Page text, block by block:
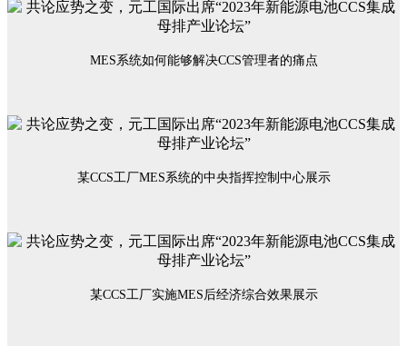
MES系统如何能够解决CCS管理者的痛点
某CCS工厂MES系统的中央指挥控制中心展示
某CCS工厂实施MES后经济综合效果展示